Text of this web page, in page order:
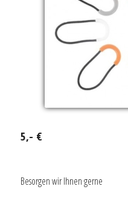
5,- €
Besorgen wir Ihnen gerne